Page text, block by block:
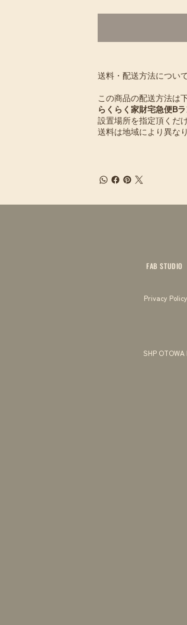
送料・配送方法について
この商品の配送方法は
らくらく家財宅急便Bラ
設置場所を指定頂くだ
送料は地域により異な
FAB STUDIO
Privacy Policy